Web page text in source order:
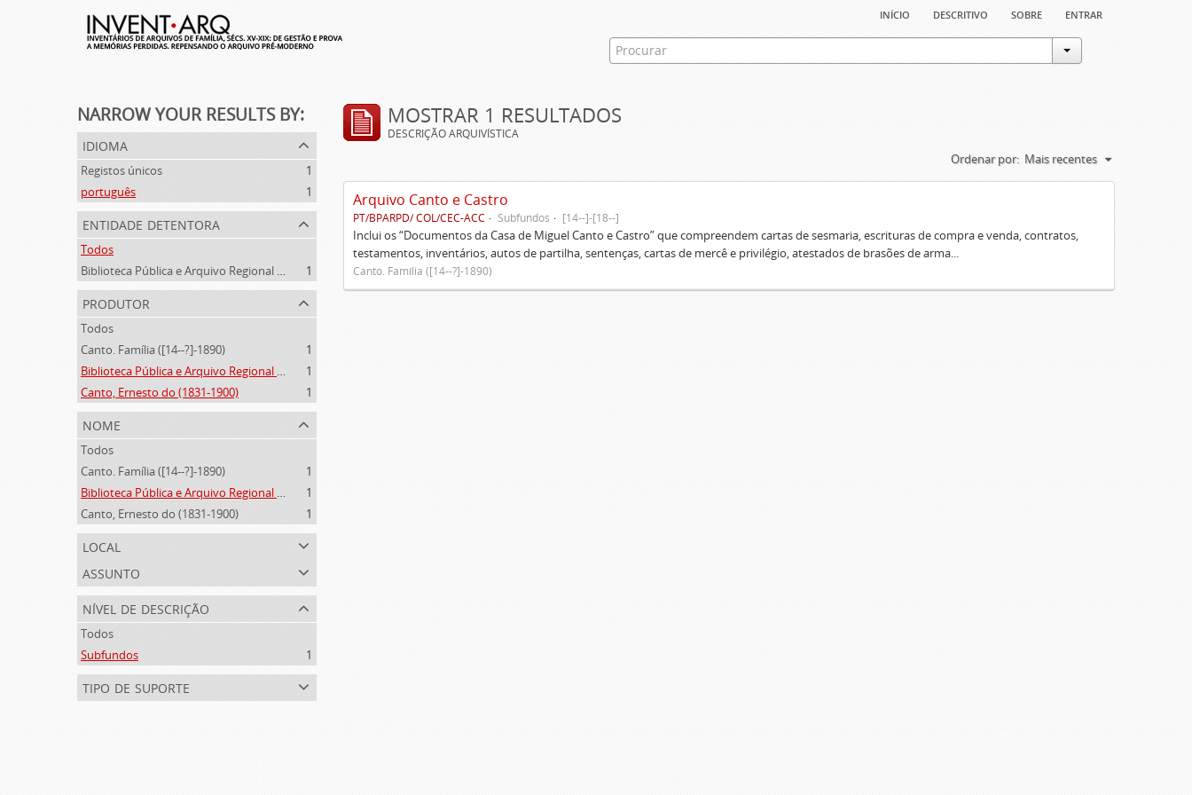
início descritivo sobre entrar
NARROW YOUR RESULTS BY:
idioma
Registos únicos
1
português
1
entidade detentora
Todos
Biblioteca Pública e Arquivo Regional de Ponta Delgada
1
produtor
Todos
Canto. Família ([14--?]-1890)
1
Biblioteca Pública e Arquivo Regional de Ponta Delgada (1841- )
1
Canto, Ernesto do (1831-1900)
1
nome
Todos
Canto. Família ([14--?]-1890)
1
Biblioteca Pública e Arquivo Regional de Ponta Delgada (1841- )
1
Canto, Ernesto do (1831-1900)
1
local
assunto
nível de descrição
Todos
Subfundos
1
tipo de suporte
MOSTRAR 1 RESULTADOS
DESCRIÇÃO ARQUIVÍSTICA
Ordenar por: Mais recentes
Arquivo Canto e Castro
PT/BPARPD/ COL/CEC-ACC Subfundos [14--]-[18--]
Inclui os “Documentos da Casa de Miguel Canto e Castro” que compreendem cartas de sesmaria, escrituras de compra e venda, contratos,
testamentos, inventários, autos de partilha, sentenças, cartas de mercê e privilégio, atestados de brasões de arma...
Canto. Família ([14--?]-1890)